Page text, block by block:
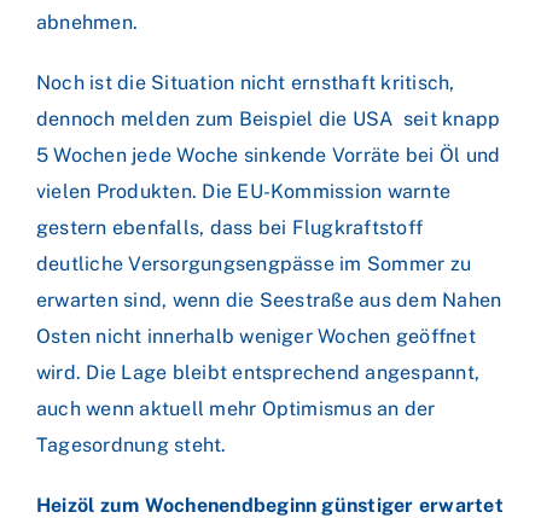
abnehmen.
Noch ist die Situation nicht ernsthaft kritisch,
dennoch melden zum Beispiel die USA seit knapp
5 Wochen jede Woche sinkende Vorräte bei Öl und
vielen Produkten. Die EU-Kommission warnte
gestern ebenfalls, dass bei Flugkraftstoff
deutliche Versorgungsengpässe im Sommer zu
erwarten sind, wenn die Seestraße aus dem Nahen
Osten nicht innerhalb weniger Wochen geöffnet
wird. Die Lage bleibt entsprechend angespannt,
auch wenn aktuell mehr Optimismus an der
Tagesordnung steht.
Heizöl zum Wochenendbeginn günstiger erwartet